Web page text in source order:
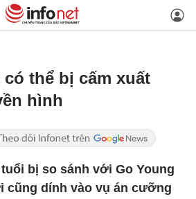
có thể bị cấm xuất
hình
bị so sánh với Go Young
cũng dính vào vụ án cưỡng